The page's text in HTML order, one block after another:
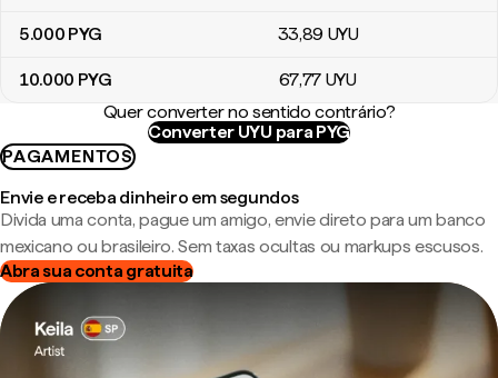
5.000 PYG 33,89 UYU
10.000 PYG 67,77 UYU
Quer converter no sentido contrário?
Converter UYU para PYG
PAGAMENTOS
Envie e receba dinheiro em segundos
Divida uma conta, pague um amigo, envie direto para um banco
mexicano ou brasileiro. Sem taxas ocultas ou markups escusos.
Abra sua conta gratuita